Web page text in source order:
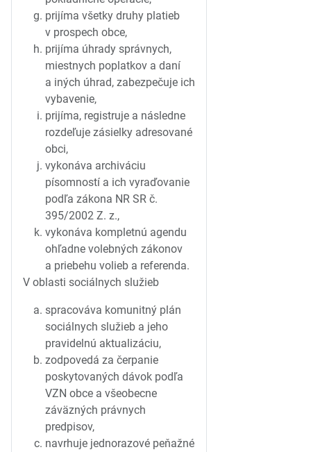
prijíma všetky druhy platieb
v prospech obce,
prijíma úhrady správnych,
miestnych poplatkov a daní
a iných úhrad, zabezpečuje ich
vybavenie,
prijíma, registruje a následne
rozdeľuje zásielky adresované
obci,
vykonáva archiváciu
písomností a ich vyraďovanie
podľa zákona NR SR č.
395/2002 Z. z.,
vykonáva kompletnú agendu
ohľadne volebných zákonov
a priebehu volieb a referenda.
V oblasti sociálnych služieb
spracováva komunitný plán
sociálnych služieb a jeho
pravidelnú aktualizáciu,
zodpovedá za čerpanie
poskytovaných dávok podľa
VZN obce a všeobecne
záväzných právnych
predpisov,
navrhuje jednorazové peňažné